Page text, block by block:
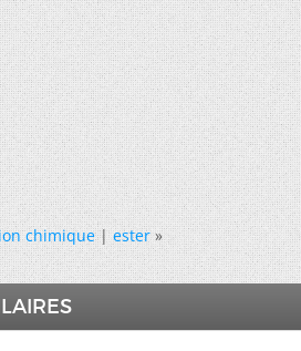
chimique|ester »